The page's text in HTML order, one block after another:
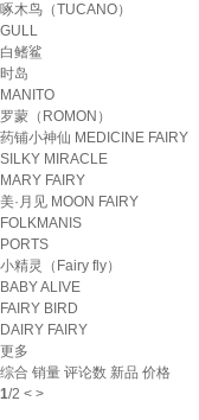
啄木鸟（TUCANO）
GULL
白鳍鲨
时岛
MANITO
罗蒙（ROMON）
药铺小神仙 MEDICINE FAIRY
SILKY MIRACLE
MARY FAIRY
美·月见 MOON FAIRY
FOLKMANIS
PORTS
小精灵（Fairy fly）
BABY ALIVE
FAIRY BIRD
DAIRY FAIRY
更多
综合 销量 评论数 新品 价格
1/2 < >